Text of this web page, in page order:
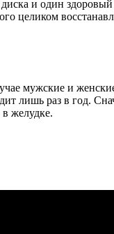
диска и один
целиком
мужские и
лишь раз в год.
желудке.